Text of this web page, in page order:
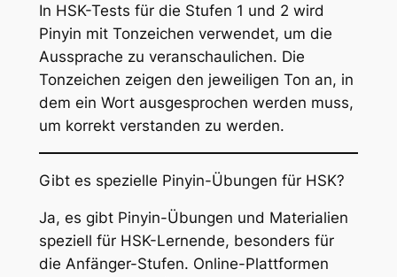
In HSK-Tests für die Stufen 1 und 2 wird
Pinyin mit Tonzeichen verwendet, um die
Aussprache zu veranschaulichen. Die
Tonzeichen zeigen den jeweiligen Ton an, in
dem ein Wort ausgesprochen werden muss,
um korrekt verstanden zu werden.
Gibt es spezielle Pinyin-Übungen für HSK?
Ja, es gibt Pinyin-Übungen und Materialien
speziell für HSK-Lernende, besonders für
die Anfänger-Stufen. Online-Plattformen